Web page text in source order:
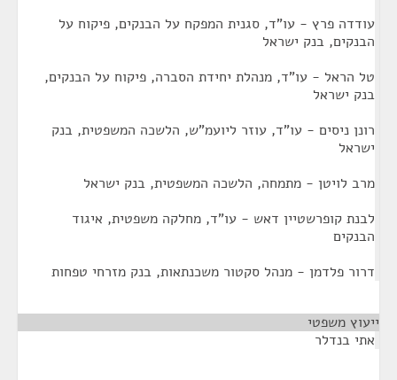
עודדה פרץ - עו"ד, סגנית המפקח על הבנקים, פיקוח על
הבנקים, בנק ישראל
טל הראל - עו"ד, מנהלת יחידת הסברה, פיקוח על הבנקים,
בנק ישראל
רונן ניסים - עו"ד, עוזר ליועמ"ש, הלשכה המשפטית, בנק
ישראל
מרב לויטן - מתמחה, הלשכה המשפטית, בנק ישראל
לבנת קופרשטיין דאש - עו"ד, מחלקה משפטית, איגוד
הבנקים
דרור פלדמן - מנהל סקטור משכנתאות, בנק מזרחי טפחות
ייעוץ משפטי
אתי בנדלר